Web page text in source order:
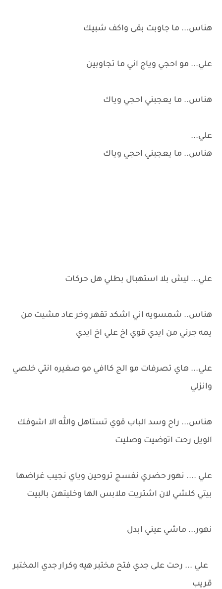
هناس... ما جاوبت بقى واكف شبيك
علي... مو احجي وياج اني ما تجاوبين
هناس.. ما يعجبني احجي وياك
علي...
هناس.. ما يعجبني احجي وياك
علي... ليش بلا استهبال بطلي هل حركات
هناس.. شمسويه اني اشكد تقهر وخر عاد مشيت من
يمه جرني من ايدي قوي اخ علي اخ ايدي
علي... هاي تصرفات مو الج كاافي مو صغيره انتي خلصي
وانزلي
هناس... راح وسد الباب قوي تستاهل والله الا اشوفك
الويل رحت اتوضيت وصليت
علي .... نهور حضري نفسج تروحين وياي نجيب غراضها
بيتي كلشي لان اشتريت ملابس الها وخليتهن بالبيت
نهور... ماشي عيني ابدل
علي ... رحت على جدي فتح مختبر هيه وكرار جدي المختبر
قريب